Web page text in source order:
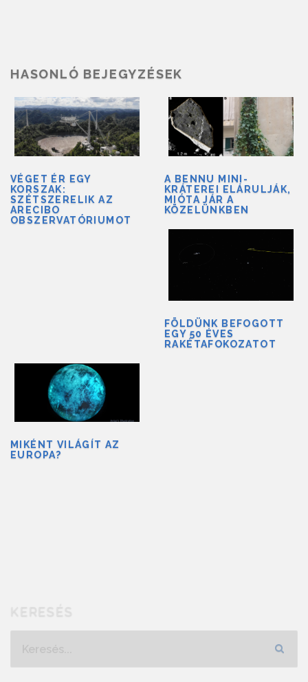
HASONLÓ BEJEGYZÉSEK
VÉGET ÉR EGY
KORSZAK:
SZÉTSZERELIK AZ
ARECIBO
OBSZERVATÓRIUMOT
A BENNU MINI-
KRÁTEREI ELÁRULJÁK,
MIÓTA JÁR A
KÖZELÜNKBEN
FÖLDÜNK BEFOGOTT
EGY 50 ÉVES
RAKÉTAFOKOZATOT
MIKÉNT VILÁGÍT AZ
EUROPA?
KERESÉS